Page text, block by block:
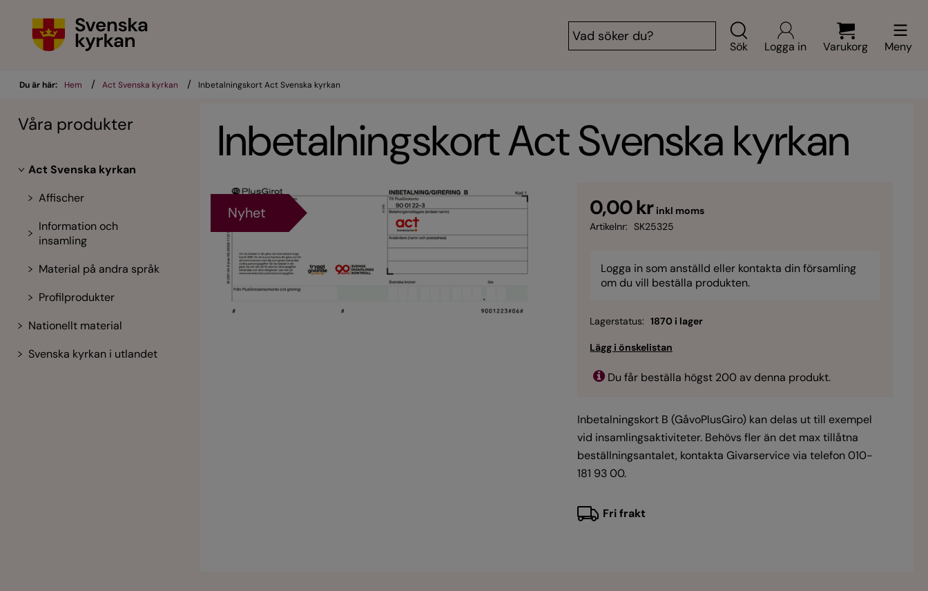
Logga in Varukorg Meny
Sök
Du är här: Hem / Act Svenska kyrkan / Inbetalningskort Act Svenska kyrkan
Våra produkter
Act Svenska kyrkan
Affischer
Information och
insamling
Material på andra språk
Profilprodukter
Nationellt material
Svenska kyrkan i utlandet
Inbetalningskort Act Svenska kyrkan
Nyhet 0,00 kr inkl moms
Artikelnr: SK25325
Logga in som anställd eller kontakta din församling
om du vill beställa produkten.
Lagerstatus: 1870 i lager
Du får beställa högst 200 av denna produkt.
Inbetalningskort B (GåvoPlusGiro) kan delas ut till exempel
vid insamlingsaktiviteter. Behövs fler än det max tillåtna
beställningsantalet, kontakta Givarservice via telefon 010-
181 93 00.
Fri frakt